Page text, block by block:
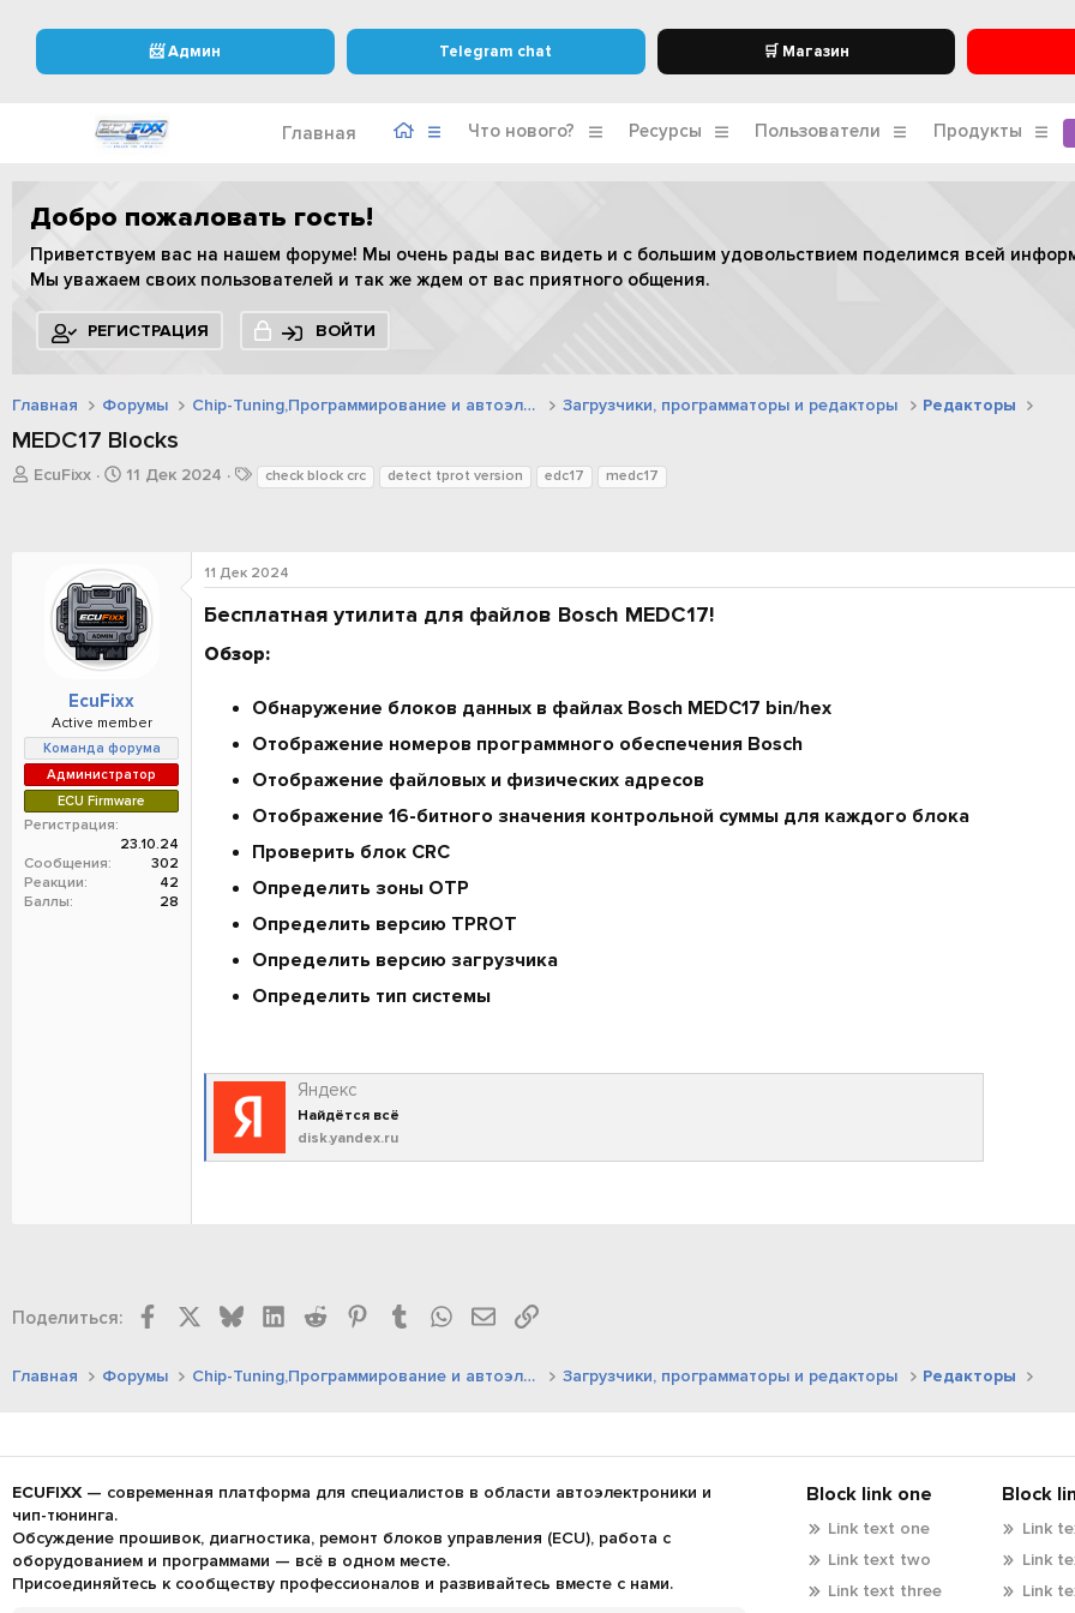
📨 Админ Telegram chat 🛒 Магазин
Главная Что нового? Ресурсы Пользователи Продукты
Добро пожаловать гость!
Приветствуем вас на нашем форуме! Мы очень рады вас видеть и с большим удовольствием поделимся всей
Мы уважаем своих пользователей и так же ждем от вас приятного общения.
РЕГИСТРАЦИЯ ВОЙТИ
Главная Форумы Chip-Tuning,Программирование и автоэлектроника Загрузчики, программаторы и редакторы Редакторы
MEDC17 Blocks
А
EcuFixx
Д
а
ч
а
л
11 Дек 2024
Тcheck block crc detect tprot version edc17 medc17
EcuFixx
Active member
Команда форума
Администратор
ECU Firmware
Регистрация
23.10.24
Сообщения
302
Реакции
42
Баллы
28
11 Дек 2024
Бесплатная утилита для файлов Bosch MEDC17!
Обзор:​
Обнаружение блоков данных в файлах Bosch MEDC17 bin/hex
Отображение номеров программного обеспечения Bosch
Отображение файловых и физических адресов
Отображение 16-битного значения контрольной суммы для каждого блока
Проверить блок CRC
Определить зоны OTP
Определить версию TPROT
Определить версию загрузчика
Определить тип системы
Яндекс
Найдётся всё
disk.yandex.ru
Поделиться: FacebookBlueskyLinkedIn
Reddit Pinterest
Tumblr WhatsApp
Электронная почта
Ссылка
Главная Форумы Chip-Tuning,Программирование и автоэлектроника Загрузчики, программаторы и редакторы Редакторы
ECUFIXX— современная платформа для специалистов в области автоэлектроники и
чип-тюнинга.
Обсуждение прошивок, диагностика, ремонт блоков управления (ECU), работа с
оборудованием и программами — всё в одном месте.
Присоединяйтесь к сообществу профессионалов и развивайтесь вместе с нами.
Block link one
Link text one
Link text two
Link text three
Block
Link
Link
Link